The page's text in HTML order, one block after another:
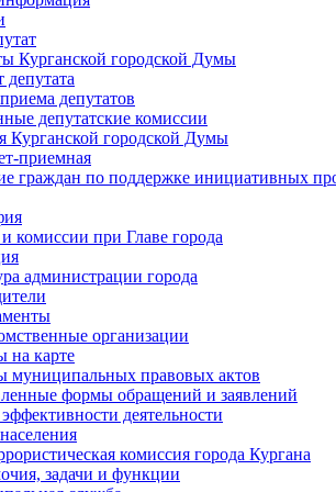
Курганской городской Думы
депутата
депутатов
депутатские комиссии
Курганской городской Думы
приемная
граждан по поддержке инициативных
комиссии при Главе города
администрации города
организации
на карте
муниципальных правовых актов
формы обращений и заявлений
деятельности
комиссия города Кургана
задачи и функции